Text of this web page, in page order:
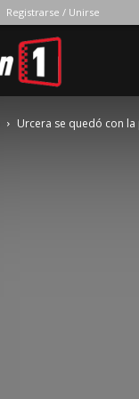
Registrarse / Unirse
Position
Urcera se quedó con